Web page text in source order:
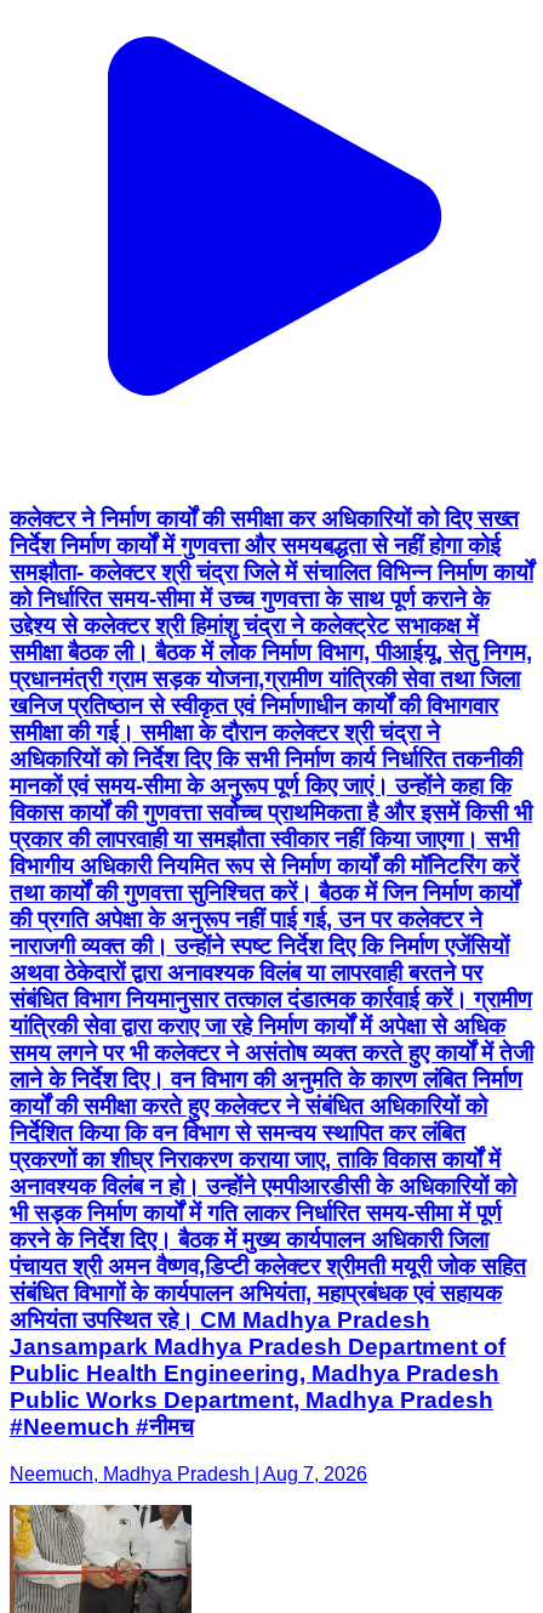
कलेक्टर ने निर्माण कार्यों की समीक्षा कर अधिकारियों को दिए सख्त
समीक्षा बैठक ली। बैठक में लोक निर्माण विभाग, पीआईयू, सेतु निगम,
प्रधानमंत्री ग्राम सड़क योजना,ग्रामीण यांत्रिकी सेवा तथा जिला
खनिज प्रतिष्ठान से स्वीकृत एवं निर्माणाधीन कार्यों की विभागवार
समीक्षा की गई। समीक्षा के दौरान कलेक्टर श्री चंद्रा ने
अधिकारियों को निर्देश दिए कि सभी निर्माण कार्य निर्धारित तकनीकी
मानकों एवं समय-सीमा के अनुरूप पूर्ण किए जाएं। उन्होंने कहा कि
विकास कार्यों की गुणवत्ता सर्वोच्च प्राथमिकता है और इसमें किसी भी
प्रकार की लापरवाही या समझौता स्वीकार नहीं किया जाएगा। सभी
विभागीय अधिकारी नियमित रूप से निर्माण कार्यों की मॉनिटरिंग करें
तथा कार्यों की गुणवत्ता सुनिश्चित करें। बैठक में जिन निर्माण कार्यों
की प्रगति अपेक्षा के अनुरूप नहीं पाई गई, उन पर कलेक्टर ने
नाराजगी व्यक्त की। उन्होंने स्पष्ट निर्देश दिए कि निर्माण एजेंसियों
अथवा ठेकेदारों द्वारा अनावश्यक विलंब या लापरवाही बरतने पर
संबंधित विभाग नियमानुसार तत्काल दंडात्मक कार्रवाई करें। ग्रामीण
यांत्रिकी सेवा द्वारा कराए जा रहे निर्माण कार्यों में अपेक्षा से अधिक
समय लगने पर भी कलेक्टर ने असंतोष व्यक्त करते हुए कार्यों में तेजी
लाने के निर्देश दिए। वन विभाग की अनुमति के कारण लंबित निर्माण
कार्यों की समीक्षा करते हुए कलेक्टर ने संबंधित अधिकारियों को
निर्देशित किया कि वन विभाग से समन्वय स्थापित कर लंबित
प्रकरणों का शीघ्र निराकरण कराया जाए, ताकि विकास कार्यों में
अनावश्यक विलंब न हो। उन्होंने एमपीआरडीसी के अधिकारियों को
भी सड़क निर्माण कार्यों में गति लाकर निर्धारित समय-सीमा में पूर्ण
करने के निर्देश दिए। बैठक में मुख्य कार्यपालन अधिकारी जिला
पंचायत श्री अमन वैष्णव,डिप्टी कलेक्टर श्रीमती मयूरी जोक सहित
संबंधित विभागों के कार्यपालन अभियंता, महाप्रबंधक एवं सहायक
अभियंता उपस्थित रहे। CM Madhya Pradesh
Jansampark Madhya Pradesh Department of
Public Health Engineering, Madhya Pradesh
Public Works Department, Madhya Pradesh
#Neemuch #नीमच
Neemuch, Madhya Pradesh | Aug 7, 2026